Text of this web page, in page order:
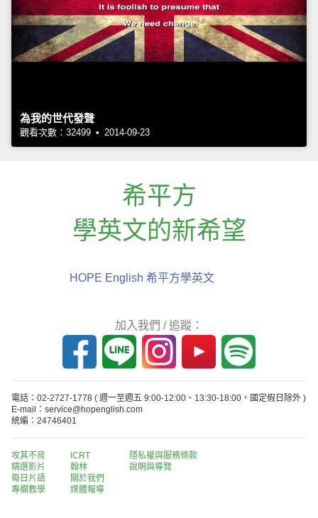
為我的世代發聲
觀看次數：32499 • 2014-09-23
希平方
學英文的新希望
HOPE English 希平方學英文
加入我們 / 追蹤：
電話：02-2727-1778 ( 週一至週五 9:00-12:00、13:30-18:00，國定假日除外 )
E-mail：service@hopenglish.com
統編：24746401
攻其不背
精選影片
每日片語
專欄教學
ICRT
翰林
關於我們
媒體報導
隱私權與服務條款
說明與導覽